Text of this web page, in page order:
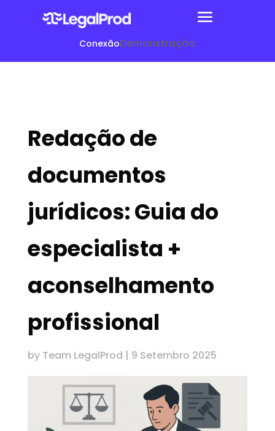
ConexãoDemonstração
Redação de
documentos
jurídicos: Guia do
especialista +
aconselhamento
profissional
by Team LegalProd | 9 Setembro 2025